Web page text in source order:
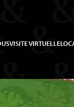
VISITE VIRTUELLE